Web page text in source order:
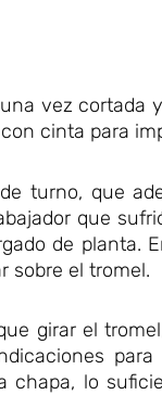
vez cortada
cinta para
turno, que
que
de planta.
sobre el tromel.
girar el
chapa, lo